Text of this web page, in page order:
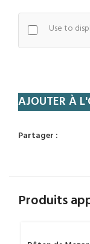
Use to
AJOUTER À
Partager :
Produits